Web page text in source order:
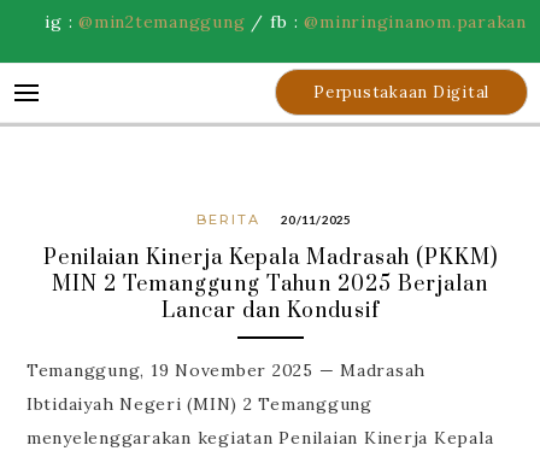
ig :@min2temanggung / fb :@minringinanom.parakan
Perpustakaan Digital
BERITA 20/11/2025
Penilaian Kinerja Kepala Madrasah (PKKM)
MIN 2 Temanggung Tahun 2025 Berjalan
Lancar dan Kondusif
Temanggung, 19 November 2025 — Madrasah
Ibtidaiyah Negeri (MIN) 2 Temanggung
menyelenggarakan kegiatan Penilaian Kinerja Kepala